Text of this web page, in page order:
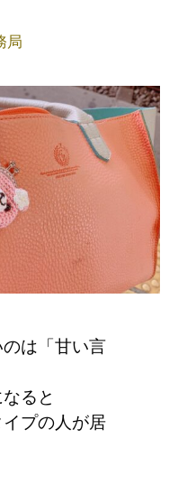
局
は「甘い言
ると
プの人が居